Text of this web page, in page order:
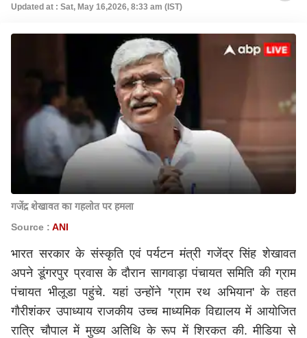
Updated at : Sat, May 16,2026, 8:33 am (IST)
गजेंद्र शेखावत का गहलोत पर हमला
Source : ANI
भारत सरकार के संस्कृति एवं पर्यटन मंत्री गजेंद्र सिंह शेखावत
अपने डूंगरपुर प्रवास के दौरान सागवाड़ा पंचायत समिति की ग्राम
पंचायत भीलूडा पहुंचे. यहां उन्होंने 'ग्राम रथ अभियान' के तहत
गौरीशंकर उपाध्याय राजकीय उच्च माध्यमिक विद्यालय में आयोजित
रात्रि चौपाल में मुख्य अतिथि के रूप में शिरकत की. मीडिया से